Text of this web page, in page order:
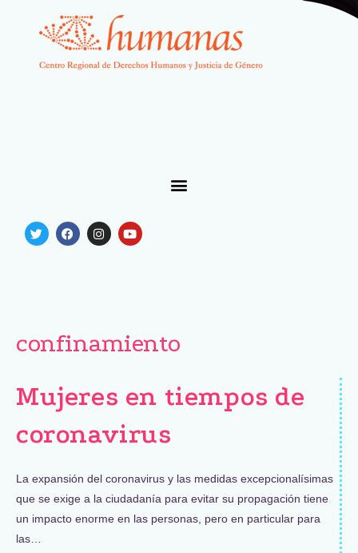
confinamiento
Mujeres en tiempos de
coronavirus
La expansión del coronavirus y las medidas excepcionalísimas
que se exige a la ciudadanía para evitar su propagación tiene
un impacto enorme en las personas, pero en particular para
las…